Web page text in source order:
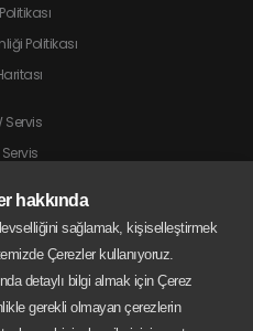
hakkında
sağlamak, kişiselleştirmek
Çerezler kullanıyoruz.
detaylı bilgi almak için Çerez
gerekli olmayan çerezlerin
Politikası
Servis
Servis
Servis
Servis